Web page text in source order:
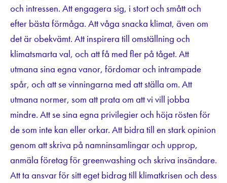
och intressen. Att engagera sig, i stort och smått och
efter bästa förmåga. Att våga snacka klimat, även om
det är obekvämt. Att inspirera till omställning och
klimatsmarta val, och att få med fler på tåget. Att
utmana sina egna vanor, fördomar och intrampade
spår, och att se vinningarna med att ställa om. Att
utmana normer, som att prata om att vi vill jobba
mindre. Att se sina egna privilegier och höja rösten för
de som inte kan eller orkar. Att bidra till en stark opinion
genom att skriva på namninsamlingar och upprop,
anmäla företag för greenwashing och skriva insändare.
Att ta ansvar för sitt eget bidrag till klimatkrisen och dess